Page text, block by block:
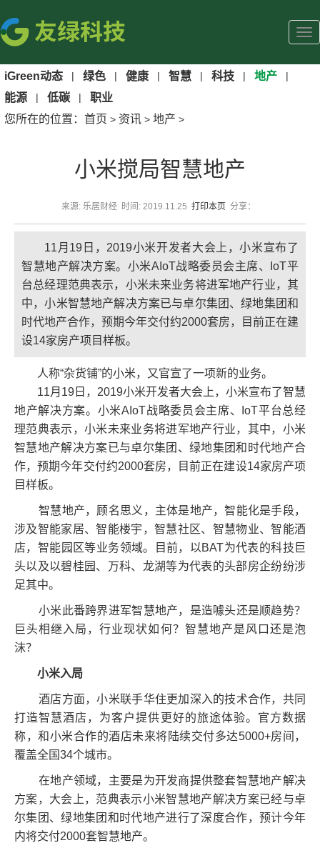
iGreen动态 | 绿色 | 健康 | 智慧 | 科技 | 地产 |
能源 | 低碳 |
职业
您所在的位置： 首页 > 资讯 > 地产 >
小米搅局智慧地产
来源: 乐居财经 时间: 2019.11.25 打印本页 分享：
11月19日，2019小米开发者大会上，小米宣布了
智慧地产解决方案。小米AIoT战略委员会主席、IoT平
台总经理范典表示，小米未来业务将进军地产行业，其
中，小米智慧地产解决方案已与卓尔集团、绿地集团和
时代地产合作，预期今年交付约2000套房，目前正在建
设14家房产项目样板。
人称“杂货铺”的小米，又官宣了一项新的业务。
11月19日，2019小米开发者大会上，小米宣布了智慧
地产解决方案。小米AIoT战略委员会主席、IoT平台总经
理范典表示，小米未来业务将进军地产行业，其中，小米
智慧地产解决方案已与卓尔集团、绿地集团和时代地产合
作，预期今年交付约2000套房，目前正在建设14家房产项
目样板。
智慧地产，顾名思义，主体是地产，智能化是手段，
涉及智能家居、智能楼宇，智慧社区、智慧物业、智能酒
店，智能园区等业务领域。目前，以BAT为代表的科技巨
头以及以碧桂园、万科、龙湖等为代表的头部房企纷纷涉
足其中。
小米此番跨界进军智慧地产，是造噱头还是顺趋势？
巨头相继入局，行业现状如何？智慧地产是风口还是泡
沫？
小米入局
酒店方面，小米联手华住更加深入的技术合作，共同
打造智慧酒店，为客户提供更好的旅途体验。官方数据
称，和小米合作的酒店未来将陆续交付多达5000+房间，
覆盖全国34个城市。
在地产领域，主要是为开发商提供整套智慧地产解决
方案，大会上，范典表示小米智慧地产解决方案已经与卓
尔集团、绿地集团和时代地产进行了深度合作，预计今年
内将交付2000套智慧地产。